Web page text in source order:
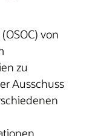
von
zu
Ausschuss